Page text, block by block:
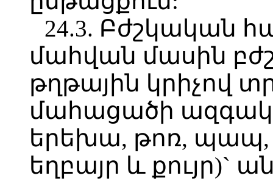
24.3. Բժշկական
մահվան մասին
թղթային կրիչով
մահացածի
երեխա, թոռ,
եղբայր և քույր)`